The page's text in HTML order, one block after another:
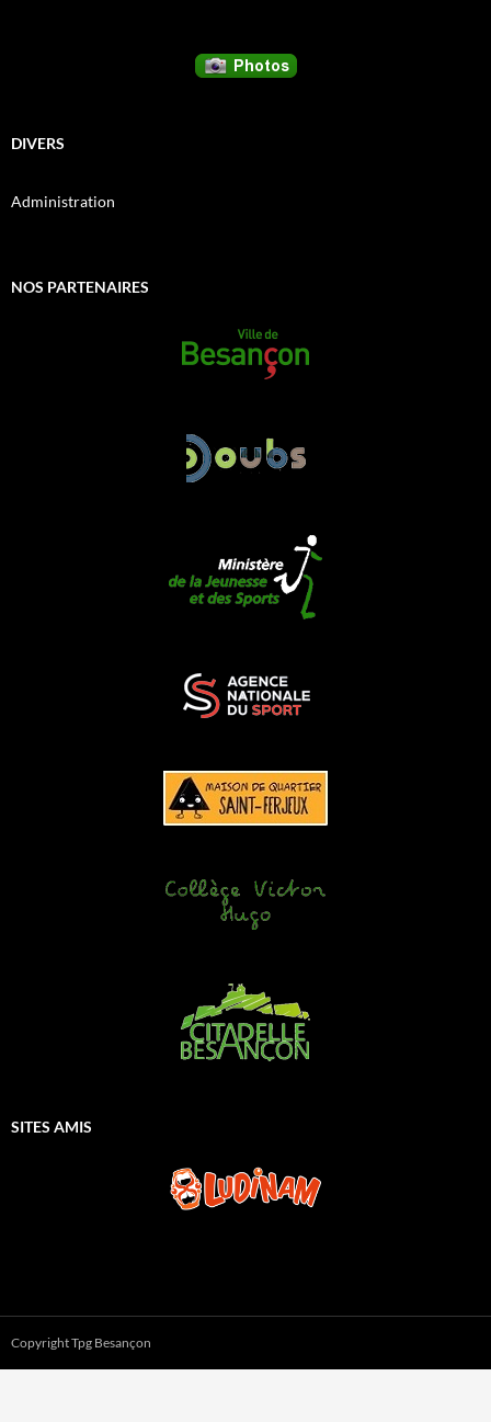
DIVERS
Administration
NOS PARTENAIRES
SITES AMIS
Copyright Tpg Besançon